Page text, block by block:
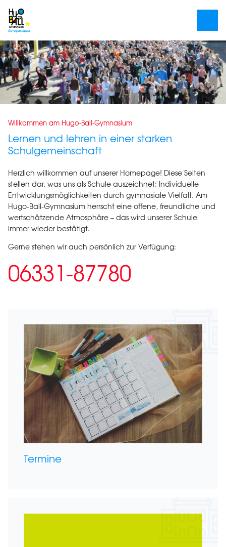
Willkommen am Hugo-Ball-Gymnasium
Lernen und lehren in einer starken
Schulgemeinschaft
Herzlich willkommen auf unserer Homepage! Diese Seiten
stellen dar, was uns als Schule auszeichnet: Individuelle
Entwicklungsmöglichkeiten durch gymnasiale Vielfalt. Am
Hugo-Ball-Gymnasium herrscht eine offene, freundliche und
wertschätzende Atmosphäre – das wird unserer Schule
immer wieder bestätigt.
Gerne stehen wir auch persönlich zur Verfügung:
06331-87780
Termine